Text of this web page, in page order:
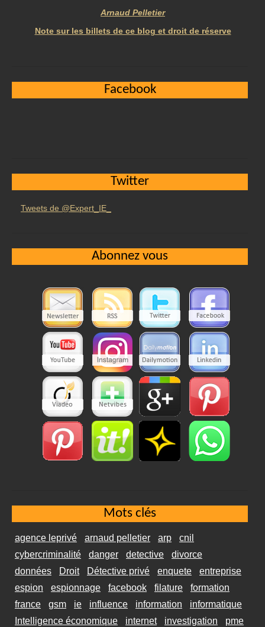
Arnaud Pelletier
Note sur les billets de ce blog et droit de réserve
Facebook
Twitter
Tweets de @Expert_IE_
Abonnez vous
Mots clés
agence leprivé arnaud pelletier arp
cnil
cybercriminalité
danger detective
divorce
données
Droit Détective privé enquete
entreprise
espion
espionnage facebook filature
formation
france
gsm ie influence information
informatique
Intelligence économique
internet investigation pme